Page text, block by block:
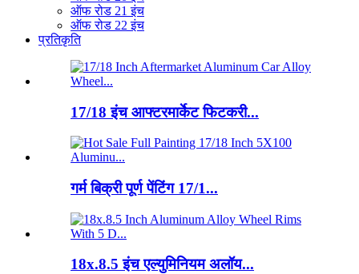
ऑफ रोड 21 इंच
ऑफ रोड 22 इंच
प्रतिकृति
17/18 इंच आफ्टरमार्केट फिटकरी...
गर्म बिक्री पूर्ण पेंटिंग 17/1...
18x.8.5 इंच एल्युमिनियम अलॉय...